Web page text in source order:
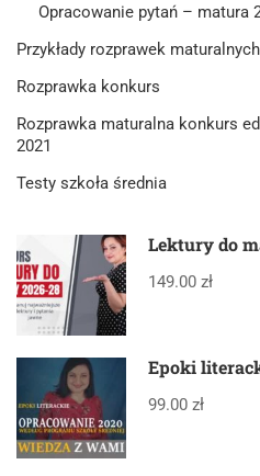
Opracowanie pytań – matura
Przykłady rozprawek
Rozprawka konkurs
Rozprawka maturalna konkurs
2021
Testy szkoła średnia
Lektury do
149.00 zł
Epoki
99.00 zł